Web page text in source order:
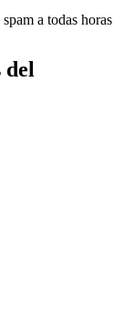
a todas horas
del